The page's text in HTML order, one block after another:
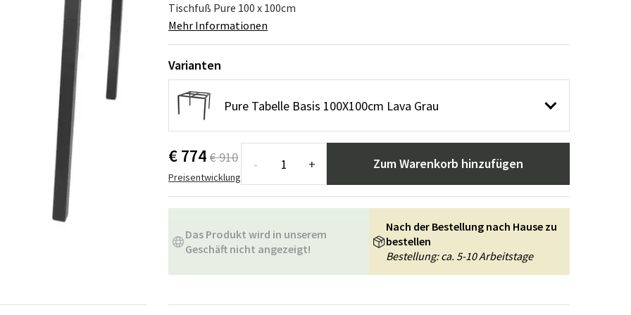
Hängeschaukeln
Wartungsprodukte
Badezimmerteppiche
Kleine Aufbewahrung Badezimmerausstattung
Tischfuß Pure 100 x 100cm
Mehr Informationen
Varianten
Pure Tabelle Basis 100X100cm Lava Grau
€ 774 € 910
Preisentwicklung
- + Zum Warenkorb hinzufügen
Das Produkt wird in unserem
Geschäft nicht angezeigt!
Nach der Bestellung nach Hause zu
bestellen
Bestellung: ca. 5-10 Arbeitstage